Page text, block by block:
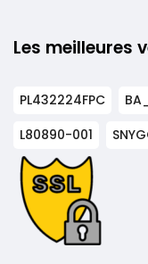
Les meilleures
PL432224FPC
L80890-001